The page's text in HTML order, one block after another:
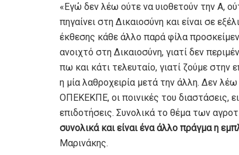
«Εγώ δεν λέω ούτε να υιοθετούν την Α,
πηγαίνει στη Δικαιοσύνη και είναι σε
έκθεσης κάθε άλλο παρά φίλα
ανοιχτό στη Δικαιοσύνη, γιατί δεν
πω και κάτι τελευταίο, γιατί ζούμε στην
η μία λαθροχειρία μετά την άλλη. Δεν
ΟΠΕΚΕΚΠΕ, οι ποινικές του διαστάσεις,
επιδοτήσεις. Συνολικά το θέμα των
συνολικά και είναι ένα άλλο πράγμα η
Μαρινάκης.